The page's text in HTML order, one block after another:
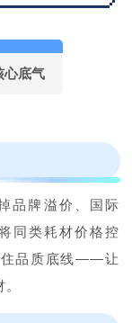
心底气
品牌溢价、国际
同类耗材价格控
住品质底线——让